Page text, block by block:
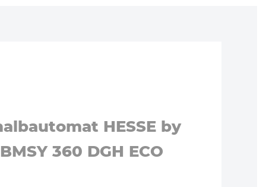
HESSE by
360 DGH ECO